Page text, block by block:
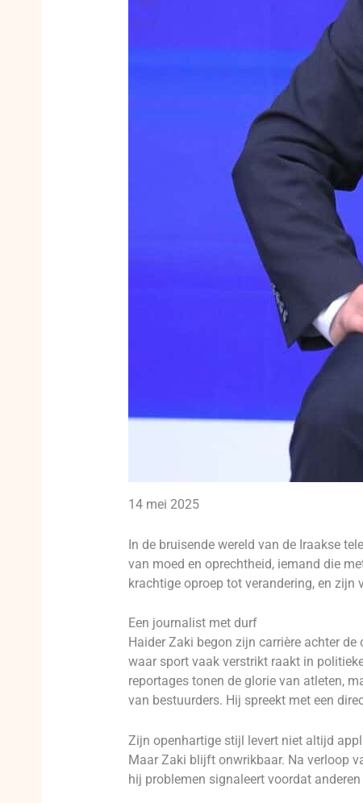
14 mei 2025
In de bruisende wereld van de Iraakse
van moed en oprechtheid, iemand die
krachtige oproep tot verandering, en zijn
Een journalist met durf
Haider Zaki begon zijn carrière achter
waar sport vaak verstrikt raakt in
reportages tonen de glorie van atleten,
van bestuurders. Hij spreekt met een
Zijn openhartige stijl levert niet altijd
Maar Zaki blijft onwrikbaar. Na verloop
hij problemen signaleert voordat